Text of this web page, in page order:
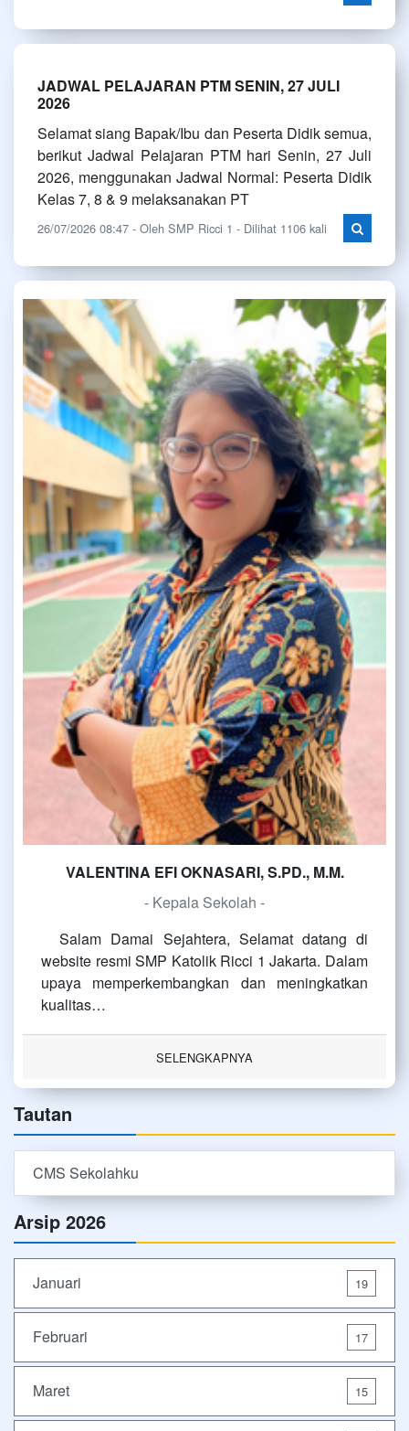
JADWAL PELAJARAN PTM SENIN, 27 JULI
2026
Selamat siang Bapak/Ibu dan Peserta Didik semua,
berikut Jadwal Pelajaran PTM hari Senin, 27 Juli
2026, menggunakan Jadwal Normal: Peserta Didik
Kelas 7, 8 & 9 melaksanakan PT
26/07/2026 08:47 - Oleh SMP Ricci 1 - Dilihat 1106 kali
VALENTINA EFI OKNASARI, S.PD., M.M.
- Kepala Sekolah -
Salam Damai Sejahtera, Selamat datang di
website resmi SMP Katolik Ricci 1 Jakarta. Dalam
upaya memperkembangkan dan meningkatkan
kualitas…
SELENGKAPNYA
Tautan
CMS Sekolahku
Arsip 2026
Januari 19
Februari 17
Maret 15